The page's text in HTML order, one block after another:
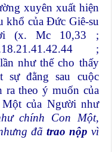
xuyên xuất hiện
khổ của Đức Giê-su
(x. Mc 10,33 ;
;
như thế cho thấy
sự đằng sau cuộc
theo ý muốn của
Một của Người như
chính Con Một,
đã trao nộp vì